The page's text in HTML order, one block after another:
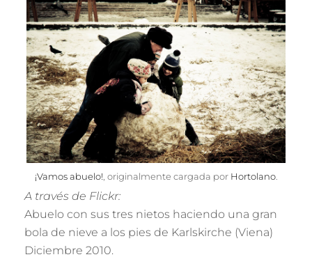
¡Vamos abuelo! , originalmente cargada por Hortolano.
A través de Flickr:
Abuelo con sus tres nietos haciendo una gran
bola de nieve a los pies de Karlskirche (Viena)
Diciembre 2010.